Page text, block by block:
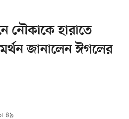
নৌকাকে হারাতে
জানালেন ঈগলের
৪৯